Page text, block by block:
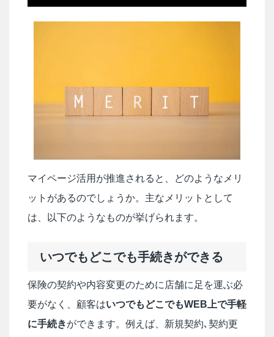
マイページ活用が推進されると、どのようなメリ
ットがあるのでしょうか。主なメリットとして
は、以下のようなものが挙げられます。
いつでもどこでも手続きができる
保険の契約や内容変更のために店舗に足を運ぶ必
要がなく、顧客はいつでもどこでもWEB上で手軽
に手続きができます。例えば、新規契約､契約更